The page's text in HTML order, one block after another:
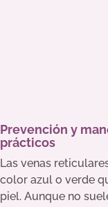
Prevención y
prácticos
Las venas
color azul o verde
piel. Aunque no